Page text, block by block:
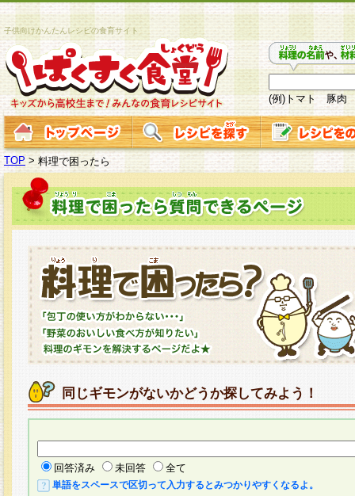
子供向けかんたんレシピの食育サイト
(例)トマト 豚肉
TOP >料理で困ったら
同じギモンがないかどうか探してみよう！
回答済み 未回答 全て
単語をスペースで区切って入力するとみつかりやすくなるよ。